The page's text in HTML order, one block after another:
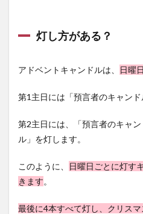
灯し方がある？
アドベントキャンドルは、 日曜
第1主日には「預言者のキャンド
第2主日には、「預言者のキャ
ル」を灯します。
このように、
日曜日ごとに灯す
きます。
最後に4本すべて灯し、クリス